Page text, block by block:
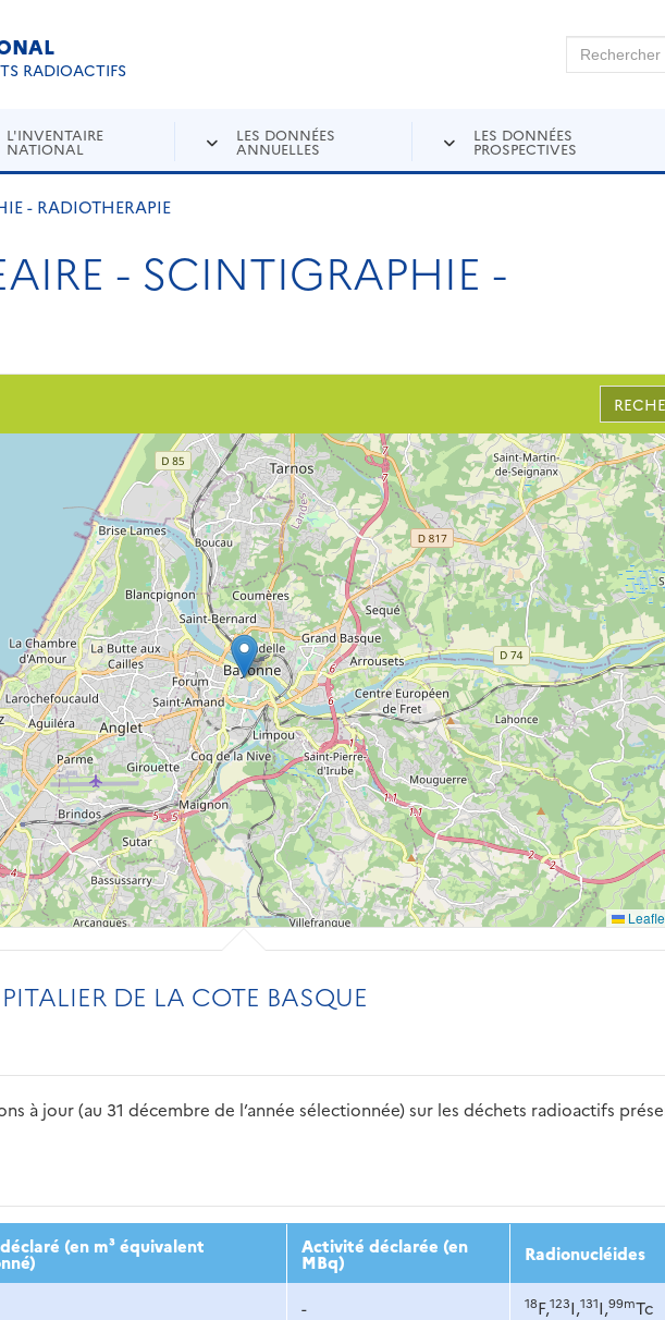
RADIOACTIFS
Rechercher sur
L'INVENTAIRE
NATIONAL
LES DONNÉES
ANNUELLES
LES DONNÉES
PROSPECTIVES
- RADIOTHERAPIE
- SCINTIGRAPHIE -
DE LA COTE BASQUE
à jour (au 31 décembre de l’année sélectionnée) sur les déchets radioactifs
2017 2018 2019 2020 2021
(en m³ équivalent Activité déclarée (en
MBq) Radionucléides
- 18F,123I,131I,99mTc